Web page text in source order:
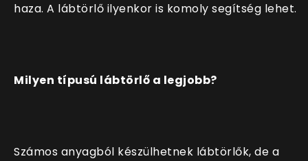
haza. A lábtörlő ilyenkor is komoly segítség lehet.
Milyen típusú lábtörlő a legjobb?
Számos anyagból készülhetnek lábtörlők, de a